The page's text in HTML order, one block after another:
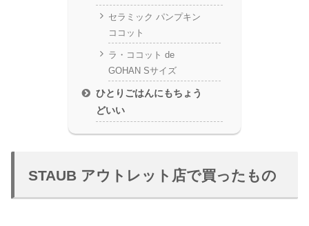
セラミック パンプキン
ココット
ラ・ココット de
GOHAN Sサイズ
ひとりごはんにもちょう
どいい
STAUB アウトレット店で買ったもの